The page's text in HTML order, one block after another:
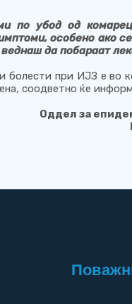
по убод од
особено ако
да побараат
болести при ИЈЗ е во
соодветно ќе
Оддел за